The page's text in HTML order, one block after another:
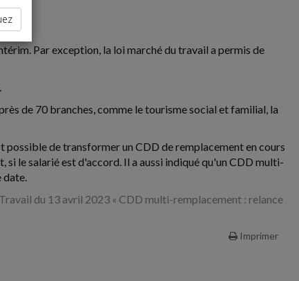
Par exception, la loi marché du travail a permis de
de 70 branches, comme le tourisme social et familial, la
possible de transformer un CDD de remplacement en cours
le salarié est d'accord. Il a aussi indiqué qu'un CDD multi-
date.
du 13 avril 2023 « CDD multi-remplacement : relance
Imprimer